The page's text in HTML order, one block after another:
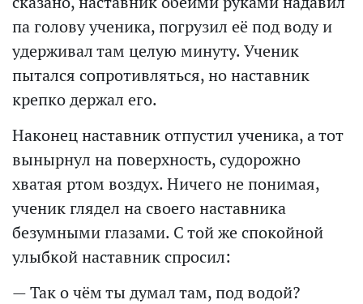
па голову ученика, погрузил её под воду и
удерживал там целую минуту. Ученик
пытался сопротивляться, но наставник
крепко держал его.
Наконец наставник отпустил ученика, а тот
вынырнул на поверхность, судорожно
хватая ртом воздух. Ничего не понимая,
ученик глядел на своего наставника
безумными глазами. С той же спокойной
улыбкой наставник спросил:
— Так о чём ты думал там, под водой?